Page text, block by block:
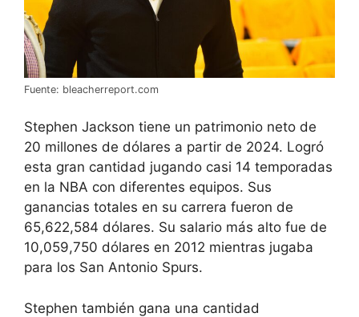
Fuente: bleacherreport.com
Stephen Jackson tiene un patrimonio neto de
20 millones de dólares a partir de 2024. Logró
esta gran cantidad jugando casi 14 temporadas
en la NBA con diferentes equipos. Sus
ganancias totales en su carrera fueron de
65,622,584 dólares. Su salario más alto fue de
10,059,750 dólares en 2012 mientras jugaba
para los San Antonio Spurs.
Stephen también gana una cantidad